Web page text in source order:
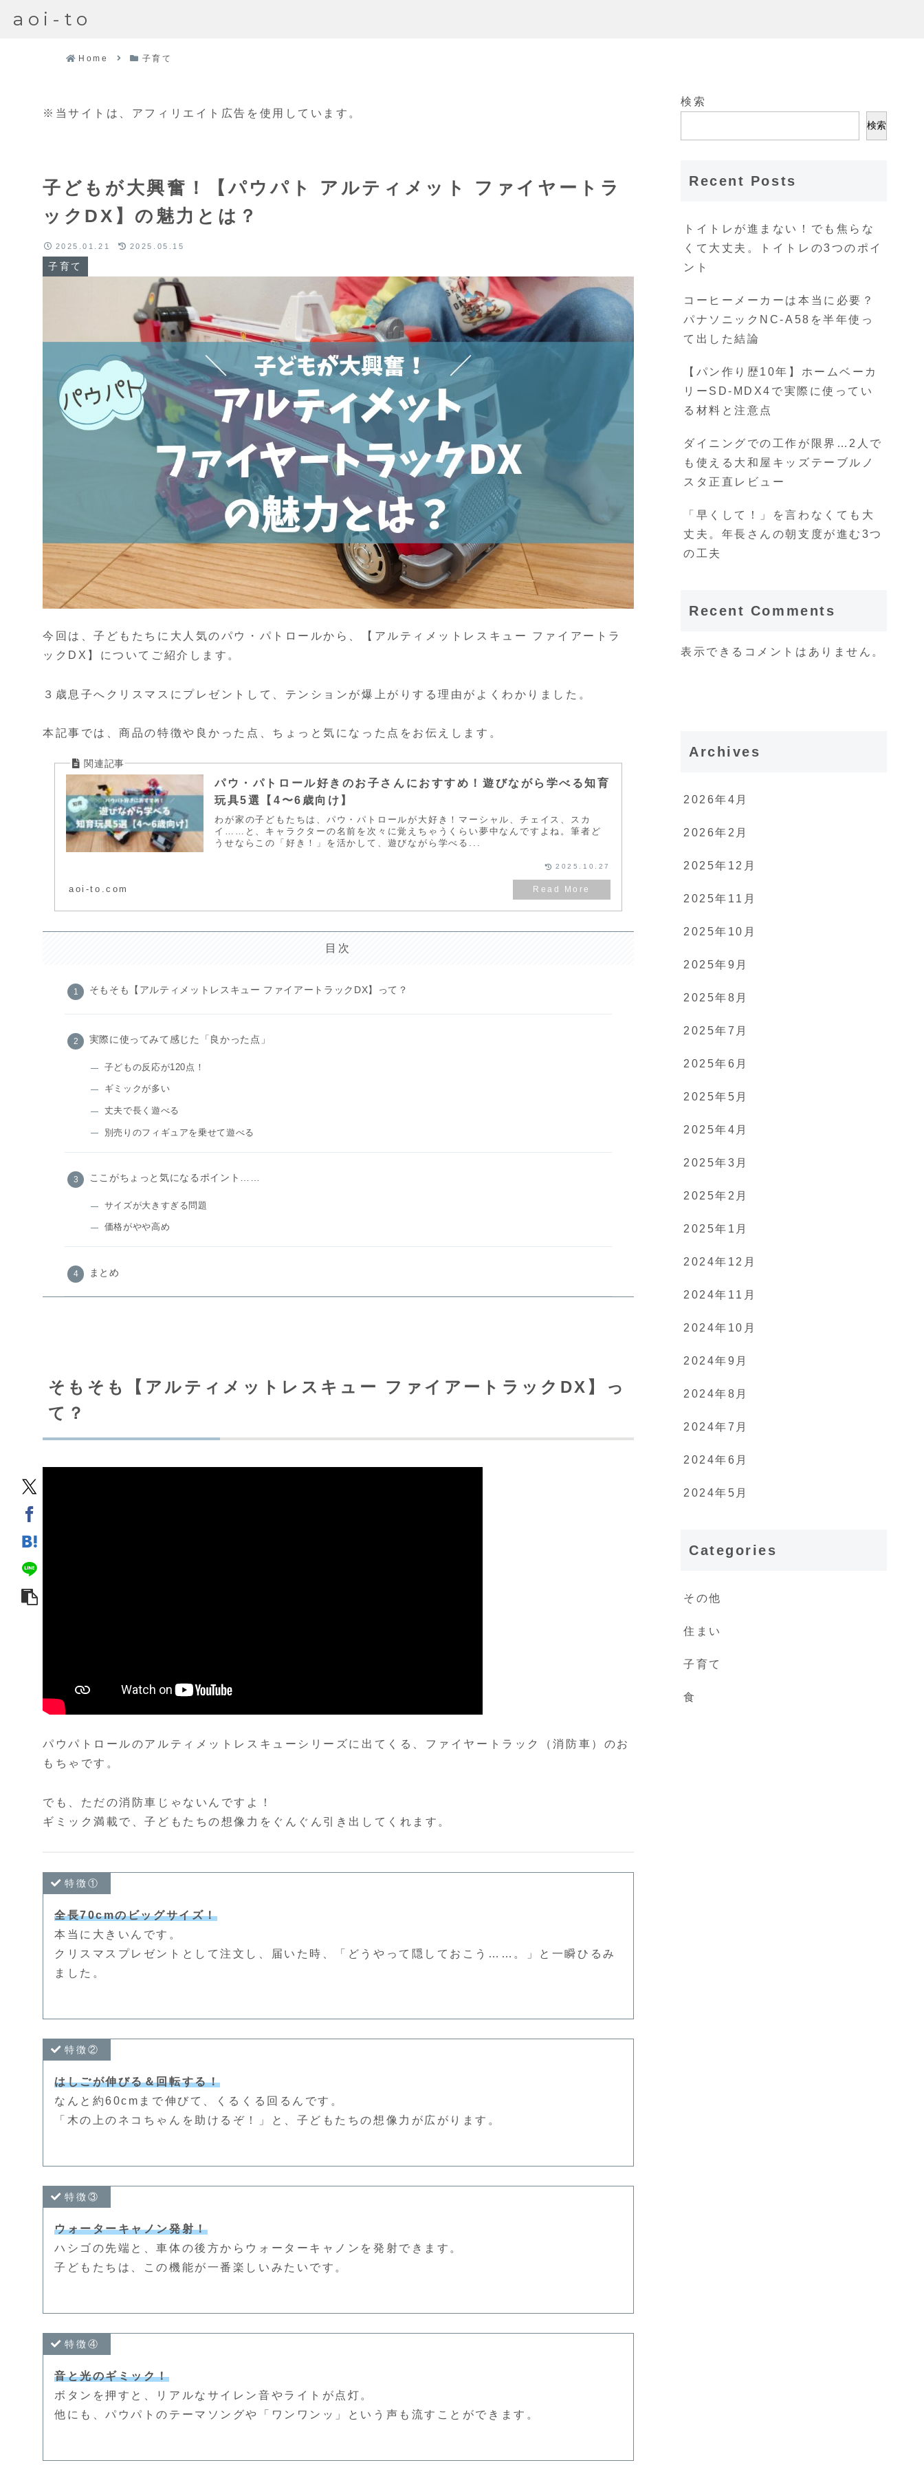
aoi-to
Home 子育て
子どもが大興奮！【パウパト アルティメット ファイヤートラ
ックDX】の魅力とは？
※当サイトは、アフィリエイト広告を使用しています。
子育て
2025.01.21 2025.05.15
今回は、子どもたちに大人気のパウ・パトロールから、【アルティメットレスキュー ファイアートラ
ックDX】についてご紹介します。
３歳息子へクリスマスにプレゼントして、テンションが爆上がりする理由がよくわかりました。
本記事では、商品の特徴や良かった点、ちょっと気になった点をお伝えします。
パウ・パトロール好きのお子さんにおすすめ！遊びながら学べる知育
玩具5選【4〜6歳向け】
わが家の子どもたちは、パウ・パトロールが大好き！マーシャル、チェイス、スカ
イ……と、キャラクターの名前を次々に覚えちゃうくらい夢中なんですよね。筆者ど
うせならこの「好き！」を活かして、遊びながら学べる...
aoi-to.com
2025.10.27
目次
そもそも【アルティメットレスキュー ファイアートラックDX】って？
実際に使ってみて感じた「良かった点」
子どもの反応が120点！
ギミックが多い
丈夫で長く遊べる
別売りのフィギュアを乗せて遊べる
ここがちょっと気になるポイント……
サイズが大きすぎる問題
価格がやや高め
まとめ
そもそも【アルティメットレスキュー ファイアートラックDX】っ
て？
パウパトロールのアルティメットレスキューシリーズに出てくる、ファイヤートラック（消防車）のお
もちゃです。
でも、ただの消防車じゃないんですよ！
ギミック満載で、子どもたちの想像力をぐんぐん引き出してくれます。
特徴①
全長70cmのビッグサイズ！
本当に大きいんです。
クリスマスプレゼントとして注文し、届いた時、「どうやって隠しておこう……。」と一瞬ひるみ
ました。
特徴②
はしごが伸びる＆回転する！
なんと約60cmまで伸びて、くるくる回るんです。
「木の上のネコちゃんを助けるぞ！」と、子どもたちの想像力が広がります。
特徴③
ウォーターキャノン発射！
ハシゴの先端と、車体の後方からウォーターキャノンを発射できます。
子どもたちは、この機能が一番楽しいみたいです。
特徴④
音と光のギミック！
ボタンを押すと、リアルなサイレン音やライトが点灯。
他にも、パウパトのテーマソングや「ワンワンッ」という声も流すことができます。
検索
検索
Recent Posts
トイトレが進まない！でも焦らな
くて大丈夫。トイトレの3つのポイ
ント
コーヒーメーカーは本当に必要？
パナソニックNC-A58を半年使っ
て出した結論
【パン作り歴10年】ホームベーカ
リーSD-MDX4で実際に使ってい
る材料と注意点
ダイニングでの工作が限界…2人で
も使える大和屋キッズテーブルノ
スタ正直レビュー
「早くして！」を言わなくても大
丈夫。年長さんの朝支度が進む3つ
の工夫
Recent Comments
表示できるコメントはありません。
Archives
2026年4月
2026年2月
2025年12月
2025年11月
2025年10月
2025年9月
2025年8月
2025年7月
2025年6月
2025年5月
2025年4月
2025年3月
2025年2月
2025年1月
2024年12月
2024年11月
2024年10月
2024年9月
2024年8月
2024年7月
2024年6月
2024年5月
Categories
その他
住まい
子育て
食